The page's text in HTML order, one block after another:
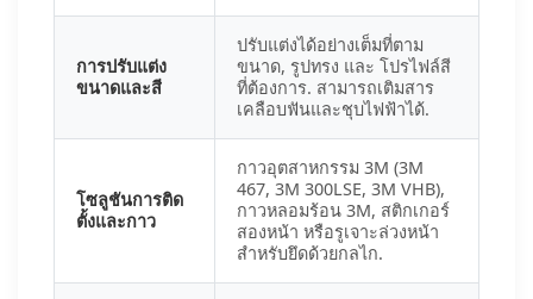
การปรับแต่ง
ขนาดและสี
ปรับแต่งได้อย่างเต็มที่ตาม
ขนาด, รูปทรง และ โปรไฟล์สี
ที่ต้องการ. สามารถเติมสาร
เคลือบฟันและชุบไฟฟ้าได้.
โซลูชันการติด
ตั้งและกาว
กาวอุตสาหกรรม 3M (3M
467, 3M 300LSE, 3M VHB),
กาวหลอมร้อน 3M, สติกเกอร์
สองหน้า หรือรูเจาะล่วงหน้า
สำหรับยึดด้วยกลไก.